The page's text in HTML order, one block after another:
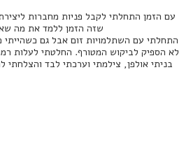
עם הזמן התחלתי לקבל פניות מחברות
שזה הזמן ללמד את מה
לא הספיק לביקוש המטורף. החלטתי לעלות
בניתי אולפן, צילמתי וערכתי לבד והצלחתי